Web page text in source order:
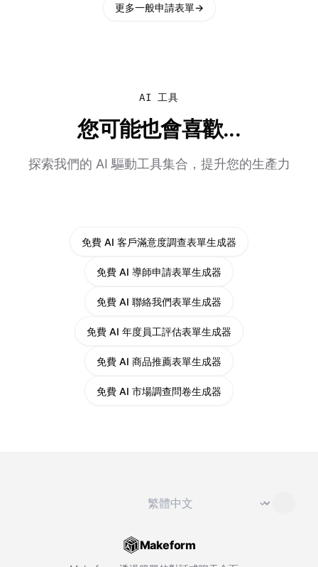
更多一般申請表單→
AI 工具
您可能也會喜歡...
探索我們的 AI 驅動工具集合，提升您的生產力
免費 AI 客戶滿意度調查表單生成器
免費 AI 導師申請表單生成器
免費 AI 聯絡我們表單生成器
免費 AI 年度員工評估表單生成器
免費 AI 商品推薦表單生成器
免費 AI 市場調查問卷生成器
切換語言 ⌄
Makeform